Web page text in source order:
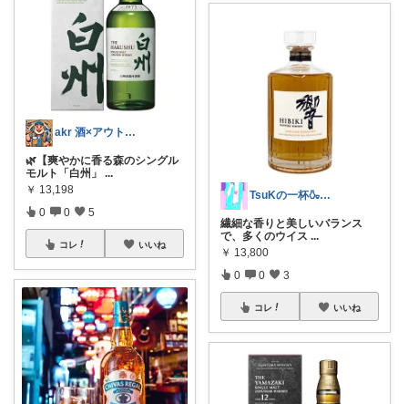
akr 酒×アウトドア×LIFE
🌿【爽やかに香る森のシングル
モルト「白州」
...
￥ 13,198
0 0 5
コレ いいね
TsuKの一杯🍶おすすめROOM
繊細な香りと美しいバランス
で、多くのウイス ...
￥ 13,800
0 0 3
コレ いいね